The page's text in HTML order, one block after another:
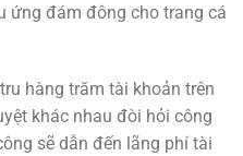
ứng đám đông cho trang cá
hàng trăm tài khoản trên
khác nhau đòi hỏi công
sẽ dẫn đến lãng phí tài